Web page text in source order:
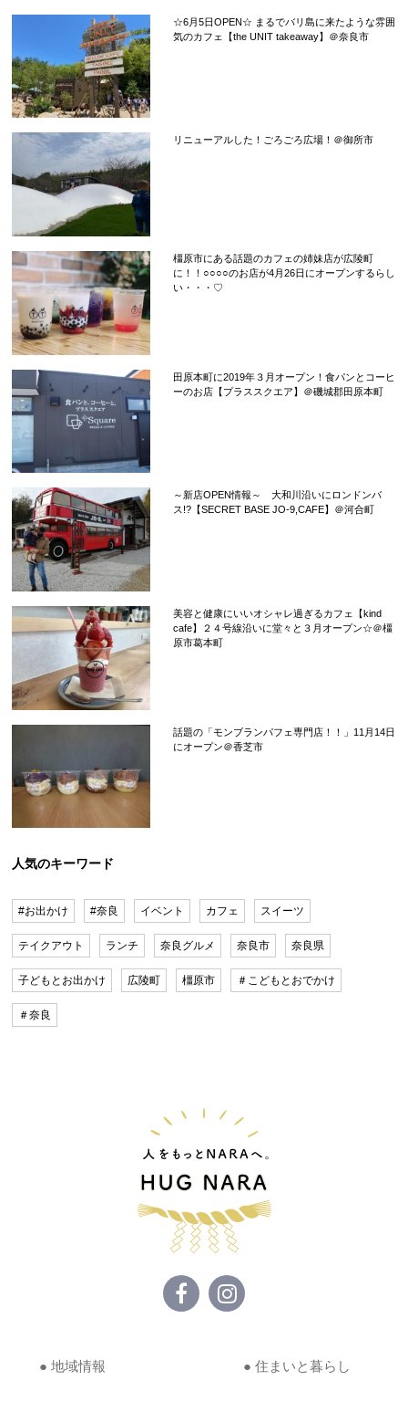
☆6月5日OPEN☆ まるでバリ島に来たような雰囲
気のカフェ【the UNIT takeaway】＠奈良市
リニューアルした！ごろごろ広場！＠御所市
橿原市にある話題のカフェの姉妹店が広陵町
に！！○○○○のお店が4月26日にオープンするらし
い・・・♡
田原本町に2019年３月オープン！食パンとコーヒ
ーのお店【プラススクエア】＠磯城郡田原本町
～新店OPEN情報～ 大和川沿いにロンドンバ
ス!?【SECRET BASE JO-9,CAFE】＠河合町
美容と健康にいいオシャレ過ぎるカフェ【kind
cafe】２４号線沿いに堂々と３月オープン☆＠橿
原市葛本町
話題の「モンブランパフェ専門店！！」11月14日
にオープン＠香芝市
人気のキーワード
#お出かけ #奈良 イベント カフェ スイーツ
テイクアウト ランチ 奈良グルメ 奈良市 奈良県
子どもとお出かけ 広陵町 橿原市 ＃こどもとおでかけ
＃奈良
● 地域情報 ● 住まいと暮らし